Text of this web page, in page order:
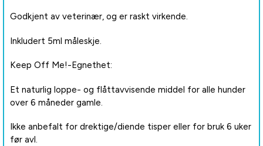
Godkjent av veterinær, og er raskt virkende.
Inkludert 5ml måleskje.
Keep Off Me!-Egnethet:
Et naturlig loppe- og flåttavvisende middel for alle hunder
over 6 måneder gamle.
Ikke anbefalt for drektige/diende tisper eller for bruk 6 uker
før avl.